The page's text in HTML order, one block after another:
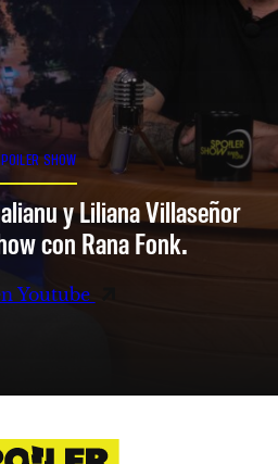
SHOW
y Liliana Villaseñor
con Rana Fonk.
Youtube